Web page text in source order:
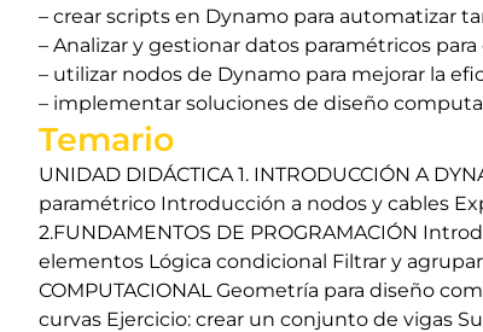
– crear scripts en Dynamo para automatizar
– Analizar y gestionar datos paramétricos
– utilizar nodos de Dynamo para mejorar la
– implementar soluciones de diseño
Temario
UNIDAD DIDÁCTICA 1. INTRODUCCIÓN A
paramétrico Introducción a nodos y cables
2.FUNDAMENTOS DE PROGRAMACIÓN
elementos Lógica condicional Filtrar y agrupar
COMPUTACIONAL Geometría para diseño
curvas Ejercicio: crear un conjunto de vigas